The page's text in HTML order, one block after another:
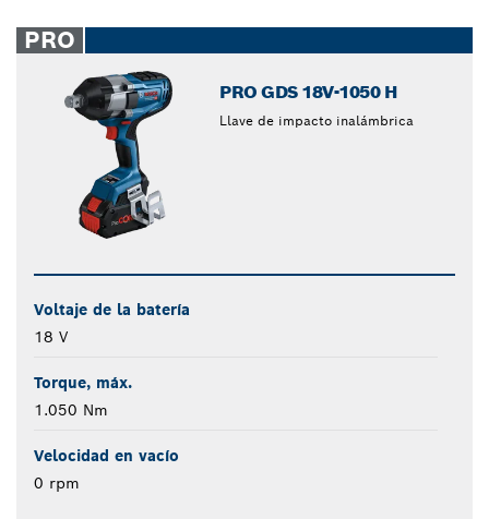
PRO
PRO GDS 18V-1050 H
Llave de impacto inalámbrica
Voltaje de la batería
18 V
Torque, máx.
1.050 Nm
Velocidad en vacío
0 rpm